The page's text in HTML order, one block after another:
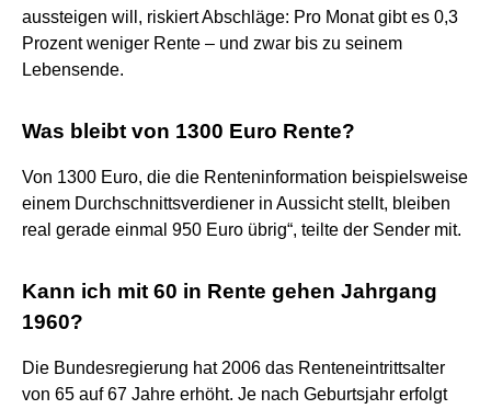
aussteigen will, riskiert Abschläge: Pro Monat gibt es 0,3
Prozent weniger Rente – und zwar bis zu seinem
Lebensende.
Was bleibt von 1300 Euro Rente?
Von 1300 Euro, die die Renteninformation beispielsweise
einem Durchschnittsverdiener in Aussicht stellt, bleiben
real gerade einmal 950 Euro übrig“, teilte der Sender mit.
Kann ich mit 60 in Rente gehen Jahrgang
1960?
Die Bundesregierung hat 2006 das Renteneintrittsalter
von 65 auf 67 Jahre erhöht. Je nach Geburtsjahr erfolgt